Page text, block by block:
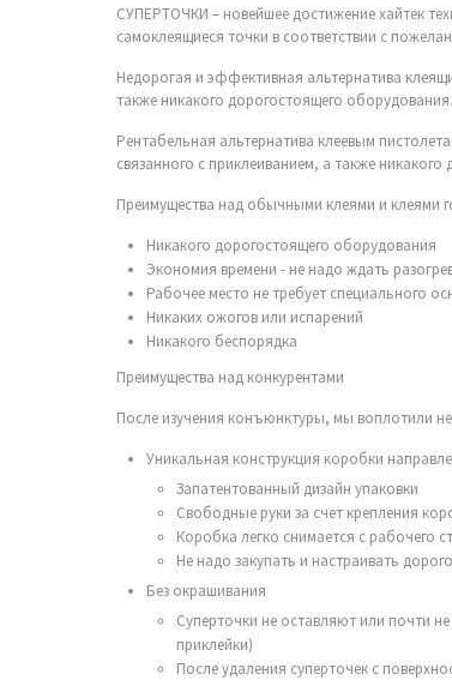
СУПЕРТОЧКИ – новейшее достижение хайтек
самоклеящиеся точки в соответствии с
Недорогая и эффективная альтернатива
также никакого дорогостоящего оборудования.
Рентабельная альтернатива клеевым
связанного с приклеиванием, а также
Преимущества над обычными клеями и клеями
Никакого дорогостоящего оборудования
Экономия времени - не надо ждать
Рабочее место не требует специального
Никаких ожогов или испарений
Никакого беспорядка
Преимущества над конкурентами
После изучения конъюнктуры, мы воплотили
Уникальная конструкция коробки
Запатентованный дизайн упаковки
Свободные руки за счет крепления
Коробка легко снимается с рабочего
Не надо закупать и настраивать
Без окрашивания
Суперточки не оставляют или почти
приклейки)
После удаления суперточек с